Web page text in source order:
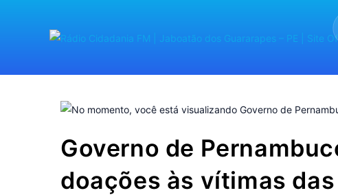
Governo de
doações às vítimas